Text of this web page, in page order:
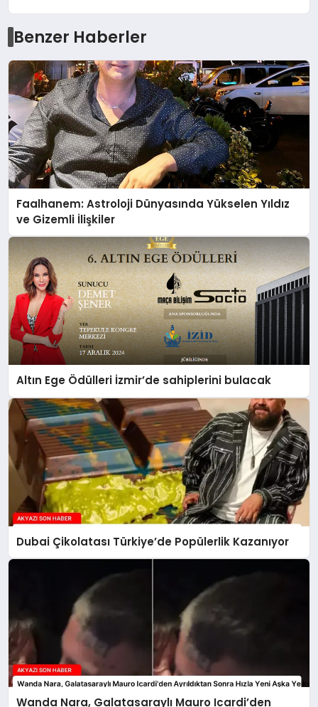
Benzer Haberler
Faalhanem: Astroloji Dünyasında Yükselen Yıldız
ve Gizemli İlişkiler
Altın Ege Ödülleri İzmir’de sahiplerini bulacak
Dubai Çikolatası Türkiye’de Popülerlik Kazanıyor
Wanda Nara, Galatasaraylı Mauro Icardi’den